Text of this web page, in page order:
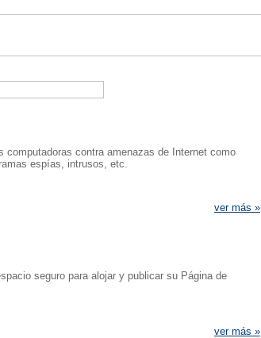
computadoras contra amenazas de Internet como
espías, intrusos, etc.
ver más »
seguro para alojar y publicar su Página de
ver más »